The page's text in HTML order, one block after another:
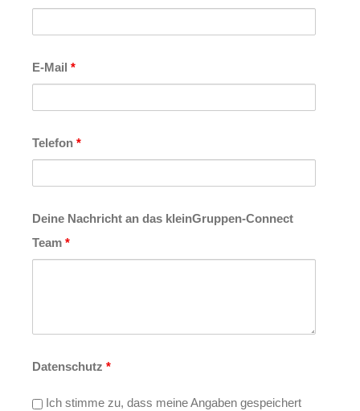
E-Mail *
Telefon *
Deine Nachricht an das kleinGruppen-Connect
Team *
Datenschutz *
Ich stimme zu, dass meine Angaben gespeichert